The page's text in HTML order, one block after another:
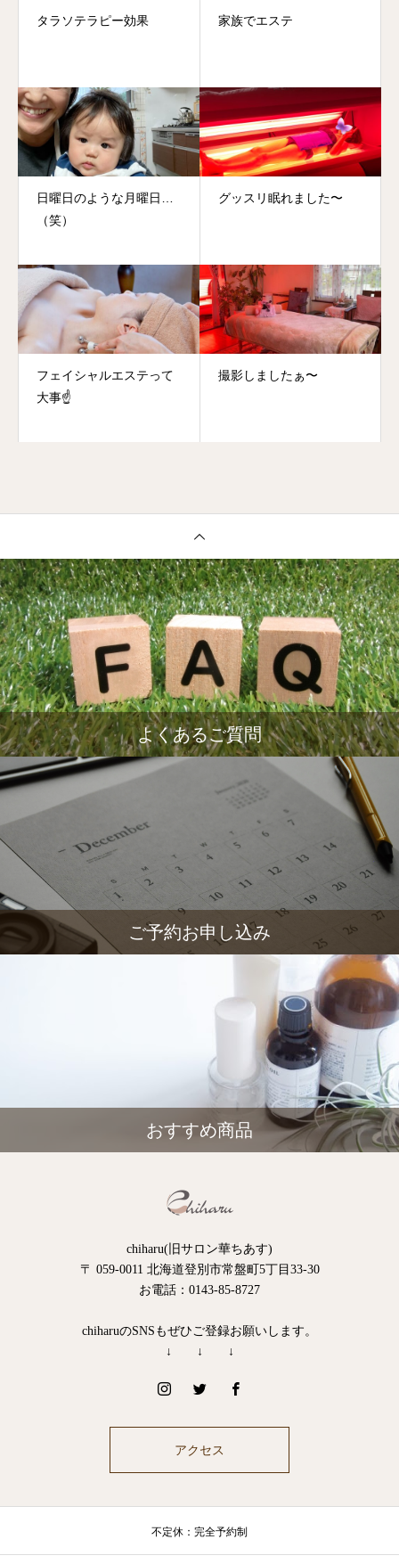
タラソテラピー効果 家族でエステ
日曜日のような月曜日…
（笑）
グッスリ眠れました〜
フェイシャルエステって
大事☝
撮影しましたぁ〜
よくあるご質問
ご予約お申し込み
おすすめ商品
chiharu(旧サロン華ちあす)
〒 059-0011 北海道登別市常盤町5丁目33-30
お電話：0143-85-8727
chiharuのSNSもぜひご登録お願いします。
↓ ↓ ↓
アクセス
不定休：完全予約制